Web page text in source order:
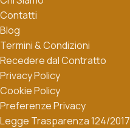
Contatti
Blog
Termini & Condizioni
Recedere dal Contratto
Privacy Policy
Cookie Policy
Preferenze Privacy
Legge Trasparenza 124/2017